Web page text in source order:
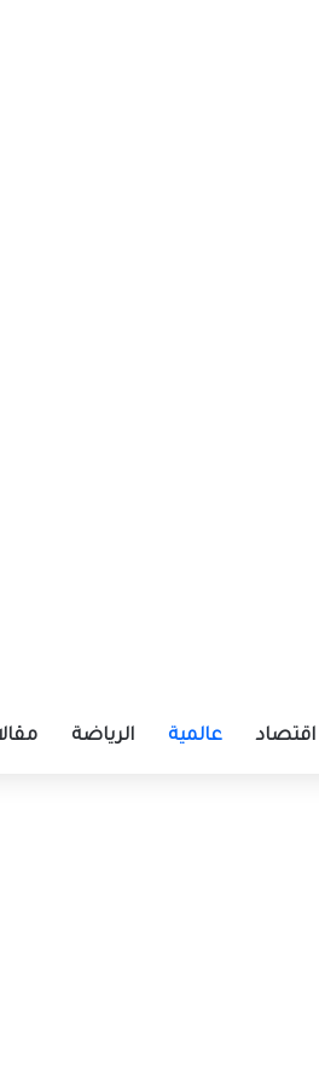
اقتصاد عالمية الرياضة